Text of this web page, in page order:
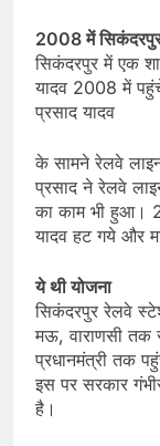
2008 में सिकंदरपुर
सिकंदरपुर में एक
यादव 2008 में
प्रसाद यादव
के सामने रेलवे
प्रसाद ने रेलवे
का काम भी हुआ।
यादव हट गये और
ये थी योजना
सिकंदरपुर रेलवे
मऊ, वाराणसी तक
प्रधानमंत्री तक
इस पर सरकार
है।